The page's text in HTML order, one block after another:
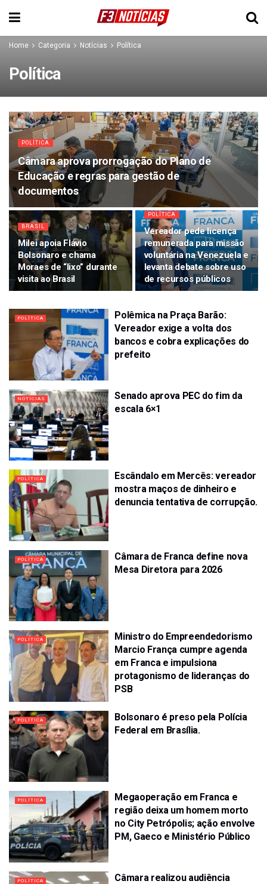
Home Categoria Notícias Política
Política
POLÍTICA
Câmara aprova prorrogação do Plano de
Educação e regras para gestão de
documentos
BRASIL
Milei apoia Flávio
Bolsonaro e chama
Moraes de “lixo” durante
visita ao Brasil
POLÍTICA
Vereador pede licença
remunerada para missão
voluntária na Venezuela e
levanta debate sobre uso
de recursos públicos
POLÍTICA
Polêmica na Praça Barão:
Vereador exige a volta dos
bancos e cobra explicações do
prefeito
NOTÍCIAS
Senado aprova PEC do fim da
escala 6×1
POLÍTICA
Escândalo em Mercês: vereador
mostra maços de dinheiro e
denuncia tentativa de corrupção.
POLÍTICA
Câmara de Franca define nova
Mesa Diretora para 2026
POLÍTICA
Ministro do Empreendedorismo
Marcio França cumpre agenda
em Franca e impulsiona
protagonismo de lideranças do
PSB
POLÍTICA
Bolsonaro é preso pela Polícia
Federal em Brasília.
POLÍTICA
Megaoperação em Franca e
região deixa um homem morto
no City Petrópolis; ação envolve
PM, Gaeco e Ministério Público
POLÍTICA
Câmara realizou audiência